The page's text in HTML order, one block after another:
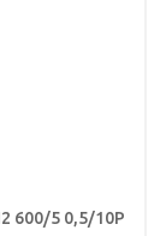
600/5 0,5/10Р